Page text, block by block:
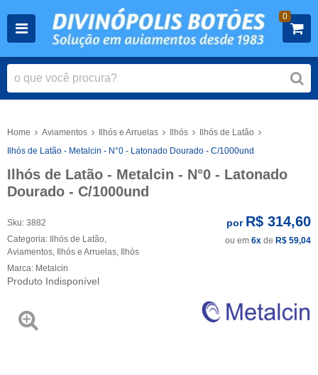
0
Home Aviamentos Ilhós e Arruelas Ilhós
Ilhós de Latão
Ilhós de Latão - Metalcin - N°0 - Latonado Dourado - C/1000und
Ilhós de Latão - Metalcin - N°0 - Latonado
Dourado - C/1000und
Sku: 3882
Categoria: Ilhós de Latão
Aviamentos Ilhós e Arruelas Ilhós
Marca: Metalcin
Produto Indisponível
por R$ 314,60
ou em 6x de R$ 59,04